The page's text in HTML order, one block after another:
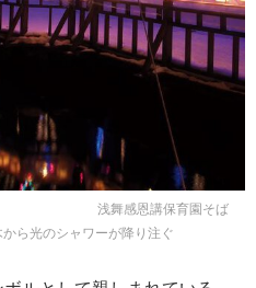
浅舞感恩講保育園そば
ら光のシャワーが降り注ぐ